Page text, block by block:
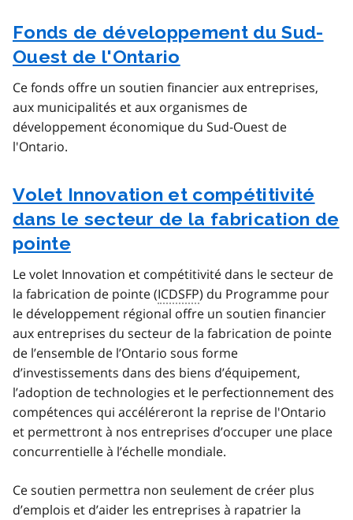
Fonds de développement du Sud-
Ouest de l'Ontario
Ce fonds offre un soutien financier aux entreprises,
aux municipalités et aux organismes de
développement économique du Sud-Ouest de
l'Ontario.
Volet Innovation et compétitivité
dans le secteur de la fabrication de
pointe
Le volet Innovation et compétitivité dans le secteur de
la fabrication de pointe (ICDSFP) du Programme pour
le développement régional offre un soutien financier
aux entreprises du secteur de la fabrication de pointe
de l’ensemble de l’Ontario sous forme
d’investissements dans des biens d’équipement,
l’adoption de technologies et le perfectionnement des
compétences qui accéléreront la reprise de l'Ontario
et permettront à nos entreprises d’occuper une place
concurrentielle à l’échelle mondiale.
Ce soutien permettra non seulement de créer plus
d’emplois et d’aider les entreprises à rapatrier la